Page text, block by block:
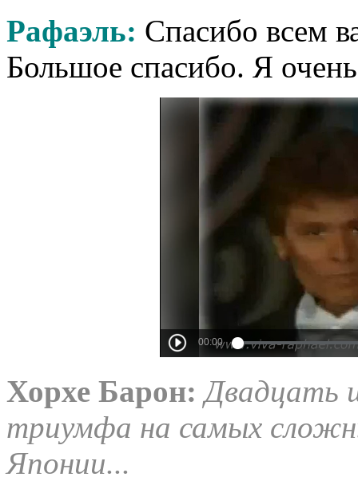
Рафаэль: Спасибо всем
Большое спасибо. Я
Хорхе Барон: Двадцать
триумфа на самых
Японии...